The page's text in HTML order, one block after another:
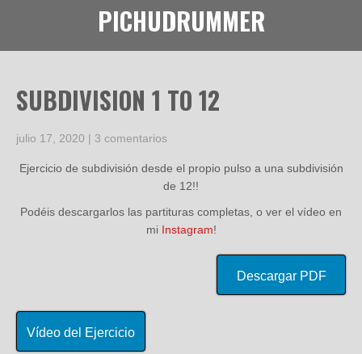
PICHUDRUMMER
SUBDIVISION 1 TO 12
julio 17, 2020 | 3 comentarios
Ejercicio de subdivisión desde el propio pulso a una subdivisión
de 12!!
Podéis descargarlos las partituras completas, o ver el vídeo en
mi Instagram!
Descargar PDF
Vídeo del Ejercicio